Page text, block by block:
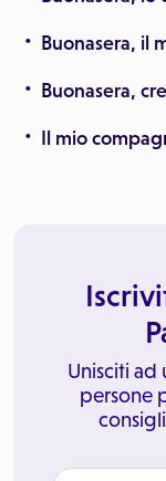
Buonasera, il
Buonasera,
Il mio
Unisciti ad
persone